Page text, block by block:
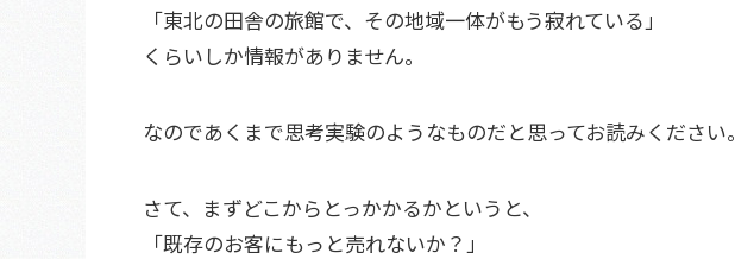
「東北の田舎の旅館で、その地域一体がもう寂れている」
くらいしか情報がありません。
なのであくまで思考実験のようなものだと思ってお読みください。
さて、まずどこからとっかかるかというと、
「既存のお客にもっと売れないか？」